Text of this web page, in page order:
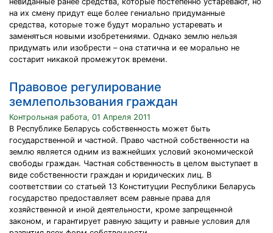
на их смену придут еще более гениально придуманные
средства, которые тоже будут морально устаревать и
заменяться новыми изобретениями. Однако землю нельзя
придумать или изобрести – она статична и ее морально не
состарит никакой промежуток времени.
Правовое регулирование
землепользования граждан
Контрольная работа, 01 Апреля 2011
В Республике Беларусь собственность может быть
государственной и частной. Право частной собственности на
землю является одним из важнейших условий экономической
свободы граждан. Частная собственность в целом выступает в
виде собственности граждан и юридических лиц. В
соответствии со статьей 13 Конституции Республики Беларусь
государство предоставляет всем равные права для
хозяйственной и иной деятельности, кроме запрещенной
законом, и гарантирует равную защиту и равные условия для